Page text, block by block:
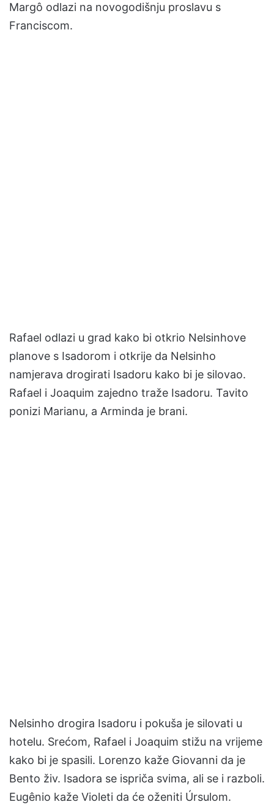
Margô odlazi na novogodišnju proslavu s
Franciscom.
Rafael odlazi u grad kako bi otkrio Nelsinhove
planove s Isadorom i otkrije da Nelsinho
namjerava drogirati Isadoru kako bi je silovao.
Rafael i Joaquim zajedno traže Isadoru. Tavito
ponizi Marianu, a Arminda je brani.
Nelsinho drogira Isadoru i pokuša je silovati u
hotelu. Srećom, Rafael i Joaquim stižu na vrijeme
kako bi je spasili. Lorenzo kaže Giovanni da je
Bento živ. Isadora se ispriča svima, ali se i razboli.
Eugênio kaže Violeti da će oženiti Úrsulom.